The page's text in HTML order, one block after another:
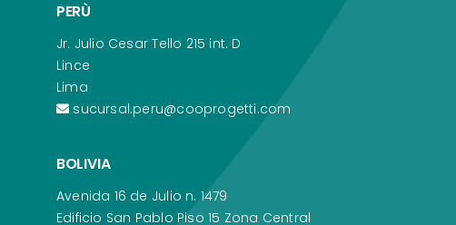
PERÙ
Jr. Julio Cesar Tello 215 int. D
Lince
Lima
sucursal.peru@cooprogetti.com
BOLIVIA
Avenida 16 de Julio n. 1479
Edificio San Pablo Piso 15 Zona Central